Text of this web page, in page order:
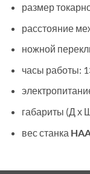
размер
расстояние
ножной
часы работы:
габариты (Д х
вес станка